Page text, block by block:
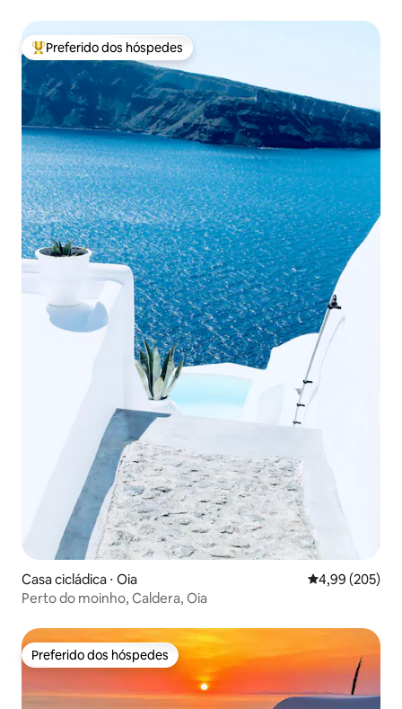
Entre os melhores preferidos dos hóspedes
Preferido dos hóspedes
Casa cicládica ⋅ Oia 4,99 de uma
4,99 (205)
Perto do moinho, Caldera, Oia
Preferido dos hóspedes
Preferido dos hóspedes